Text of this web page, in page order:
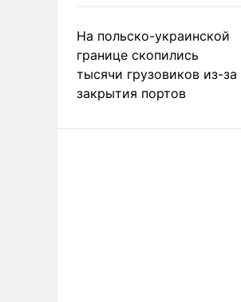
На польско-украинской
границе скопились
тысячи грузовиков из-за
закрытия портов